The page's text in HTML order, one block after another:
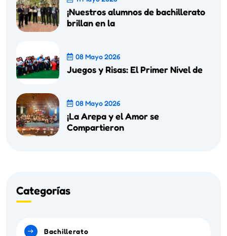
¡Nuestros alumnos de bachillerato
brillan en la
08 Mayo 2026
Juegos y Risas: El Primer Nivel de
08 Mayo 2026
¡La Arepa y el Amor se
Compartieron
Categorías
Bachillerato